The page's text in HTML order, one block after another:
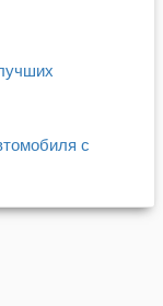
c